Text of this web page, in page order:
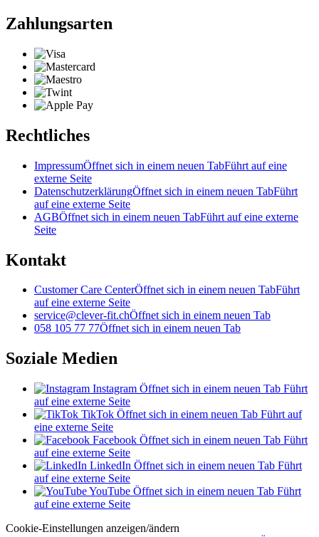
Zahlungsarten
Rechtliches
ImpressumÖffnet sich in einem neuen TabFührt auf eine
externe Seite
DatenschutzerklärungÖffnet sich in einem neuen TabFührt
auf eine externe Seite
AGBÖffnet sich in einem neuen TabFührt auf eine externe
Seite
Kontakt
Customer Care CenterÖffnet sich in einem neuen TabFührt
auf eine externe Seite
service@clever-fit.chÖffnet sich in einem neuen Tab
058 105 77 77Öffnet sich in einem neuen Tab
Soziale Medien
Instagram Öffnet sich in einem neuen Tab Führt
auf eine externe Seite
TikTok Öffnet sich in einem neuen Tab Führt auf
eine externe Seite
Facebook Öffnet sich in einem neuen Tab Führt
auf eine externe Seite
LinkedIn Öffnet sich in einem neuen Tab Führt
auf eine externe Seite
YouTube Öffnet sich in einem neuen Tab Führt
auf eine externe Seite
Cookie-Einstellungen anzeigen/ändern